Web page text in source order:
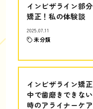
インビザライン部分
矯正！私の体験談
2025.07.11
未分類
インビザライン矯正
中で歯磨きできない
時のアライナーケア